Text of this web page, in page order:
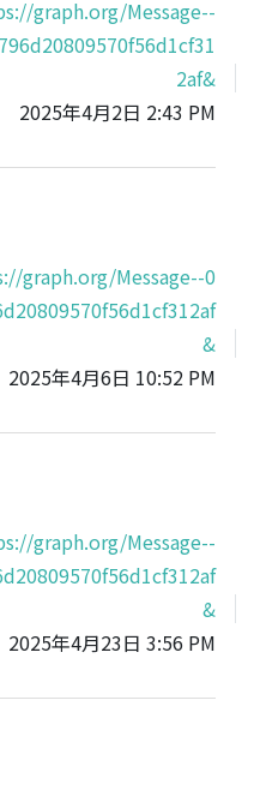
graph.org/Message--
2af&
2025年4月2日 2:43 PM
graph.org/Message--0
&
2025年4月6日 10:52 PM
graph.org/Message--
&
2025年4月23日 3:56 PM